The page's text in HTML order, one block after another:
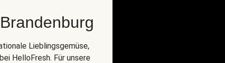
Lieblingsgemüse,
HelloFresh. Für unsere